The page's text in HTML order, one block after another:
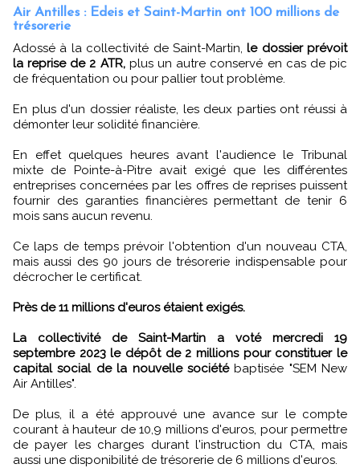
Air Antilles : Edeis et Saint-Martin ont 100 millions de
trésorerie
Adossé à la collectivité de Saint-Martin,le dossier prévoit
la reprise de 2 ATR,plus un autre conservé en cas de pic
de fréquentation ou pour pallier tout problème.
En plus d'un dossier réaliste, les deux parties ont réussi à
démonter leur solidité financière.
En effet quelques heures avant l'audience le Tribunal
mixte de Pointe-à-Pitre avait exigé que les différentes
entreprises concernées par les offres de reprises puissent
fournir des garanties financières permettant de tenir 6
mois sans aucun revenu.
Ce laps de temps prévoir l'obtention d'un nouveau CTA,
mais aussi des 90 jours de trésorerie indispensable pour
décrocher le certificat.
Près de 11 millions d'euros étaient exigés.
La collectivité de Saint-Martin a voté mercredi 19
septembre 2023 le dépôt de 2 millions pour constituer le
capital social de la nouvelle sociétébaptisée "SEM New
Air Antilles".
De plus, il a été approuvé une avance sur le compte
courant à hauteur de 10,9 millions d'euros, pour permettre
de payer les charges durant l'instruction du CTA, mais
aussi une disponibilité de trésorerie de 6 millions d'euros.